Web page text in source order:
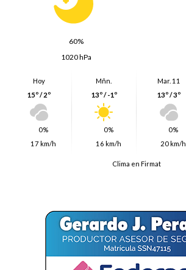
60%
1020 hPa
Hoy
15º / 2º
0%
17 km/h
Mñn.
13º / -1º
0%
16 km/h
Mar. 11
13º / 3º
0%
20 km/h
Clima en Firmat